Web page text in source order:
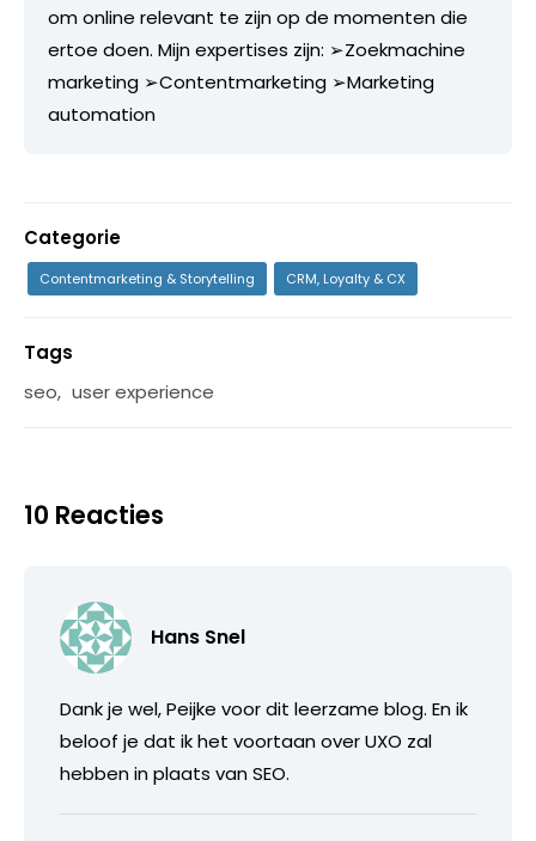
om online relevant te zijn op de momenten die
ertoe doen. Mijn expertises zijn: ➢Zoekmachine
marketing ➢Contentmarketing ➢Marketing
automation
Categorie
Contentmarketing & Storytelling CRM, Loyalty & CX
Tags
seo, user experience
10 Reacties
Hans Snel
Dank je wel, Peijke voor dit leerzame blog. En ik
beloof je dat ik het voortaan over UXO zal
hebben in plaats van SEO.